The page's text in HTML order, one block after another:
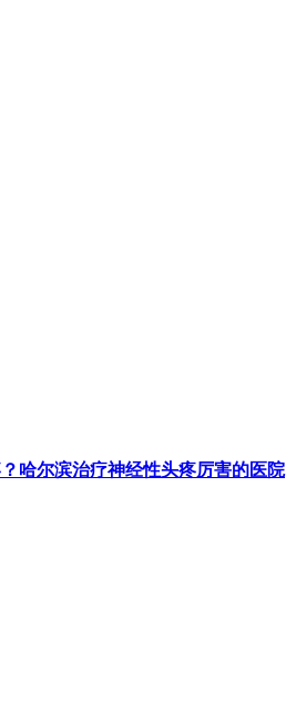
哈尔滨治疗神经性头疼厉害的医院